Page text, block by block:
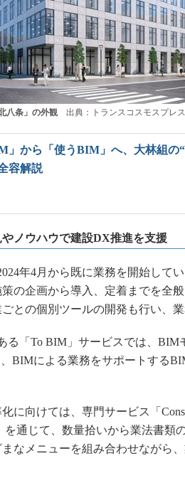
八条」の外観 出典：トランスコスモスプレ
」から「使うBIM」へ、大林組の
容解説
ノウハウで建設DX推進を支援
年4月から既に業務を開始して
の企画から導入、定着までを全
との個別ツールの開発も行い、業
「To BIM」サービスでは、BIM
BIMによる業務をサポートする
に向けては、専門サービス「
を通じて、数量拾いから業法書類
なメニューを組み合わせながら